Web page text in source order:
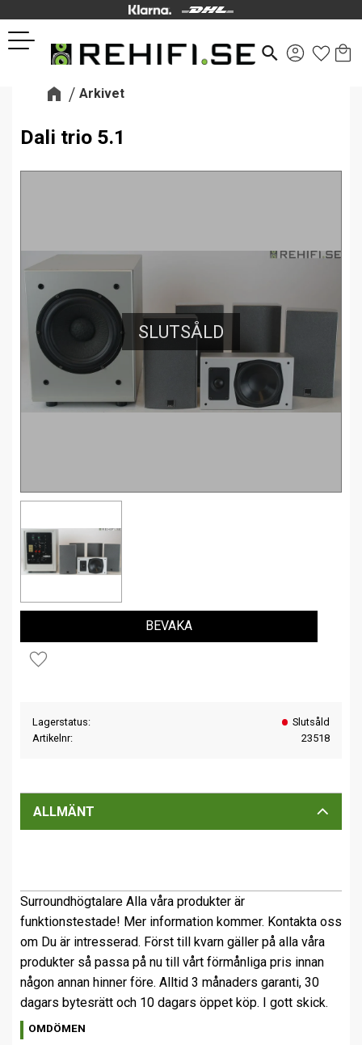
Meny
search
Arkivet
Dali trio 5.1
SLUTSÅLD
Lägg till i favoriter
BEVAKA
Lagerstatus
Slutsåld
Artikelnr
23518
ALLMÄNT
Surroundhögtalare Alla våra produkter är
funktionstestade! Mer information kommer. Kontakta oss
om Du är intresserad. Först till kvarn gäller på alla våra
produkter så passa på nu till vårt förmånliga pris innan
någon annan hinner före. Alltid 3 månaders garanti, 30
dagars bytesrätt och 10 dagars öppet köp. I gott skick.
OMDÖMEN